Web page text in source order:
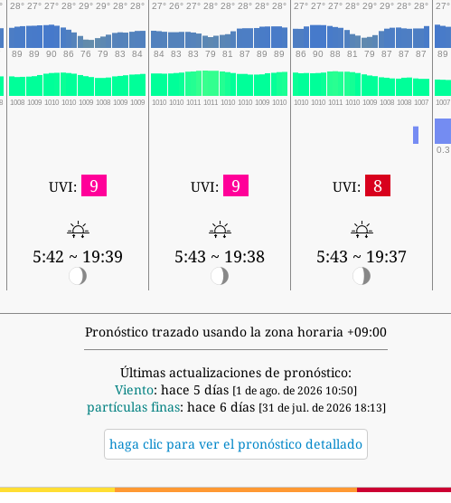
28° 27° 27° 28° 29° 29° 28° 28° 27° 26° 27° 28° 28° 28° 28° 28° 27° 27° 27° 28° 29° 29° 28° 28° 27°
89 89 90 86 76 79 83 84 84 83 83 79 81 87 89 89 86 90 88 81 79 87 87 87 89
1008 1009 1010 1010 1009 1008 1009 1009 1010 1010 1011 1011 1010 1010 1009 1010 1010 1010 1011 1010 1009 1008 1008 1007 1007
0.3
UVI: 9
5:42 ~ 19:39
UVI: 9
5:43 ~ 19:38
UVI: 8
5:43 ~ 19:37
Pronóstico trazado usando la zona horaria +09:00
Últimas actualizaciones de pronóstico:
Viento: hace 5 días [1 de ago. de 2026 10:50]
partículas finas: hace 6 días [31 de jul. de 2026 18:13]
haga clic para ver el pronóstico detallado